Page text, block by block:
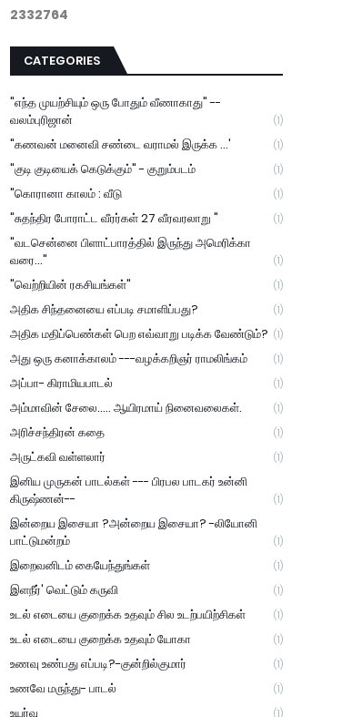
2332764
CATEGORIES
"எந்த முயற்சியும் ஒரு போதும் வீணாகாது" --
வலம்புரிஜான்
(1)
"கணவன் மனைவி சண்டை வராமல் இருக்க ...' (1)
"குடி குடியைக் கெடுக்கும்" - குறும்படம் (1)
"கொரானா காலம் : வீடு (1)
"சுதந்திர போராட்ட வீரர்கள் 27 வீரவரலாறு " (1)
"வடசென்னை பிளாட்பாரத்தில் இருந்து அமெரிக்கா
வரை..."
(1)
"வெற்றியின் ரகசியங்கள்" (1)
அதிக சிந்தனையை எப்படி சமாளிப்பது? (1)
அதிக மதிப்பெண்கள் பெற எவ்வாறு படிக்க வேண்டும்? (1)
அது ஒரு கனாக்காலம் ---வழக்கறிஞர் ராமலிங்கம் (1)
அப்பா- கிராமியபாடல் (1)
அம்மாவின் சேலை..... ஆயிரமாய் நினைவலைகள். (1)
அரிச்சந்திரன் கதை (1)
அருட்கவி வள்ளலார் (1)
இனிய முருகன் பாடல்கள் --- பிரபல பாடகர் உன்னி
கிருஷ்ணன்--
(1)
இன்றைய இசையா ?அன்றைய இசையா? -லியோனி
பாட்டுமன்றம்
(1)
இறைவனிடம் கையேந்துங்கள் (1)
இளநீர்' வெட்டும் கருவி (1)
உடல் எடையை குறைக்க உதவும் சில உடற்பயிற்சிகள் (1)
உடல் எடையை குறைக்க உதவும் யோகா (1)
உணவு உண்பது எப்படி?-குன்றில்குமார் (1)
உணவே மருந்து- பாடல் (1)
உயர்வு (1)